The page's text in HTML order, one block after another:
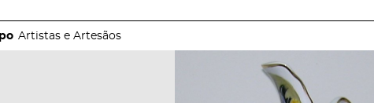
Artistas e Artesãos